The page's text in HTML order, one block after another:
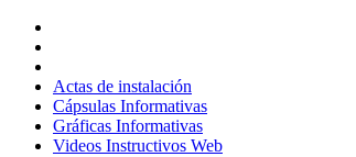
contenido
Actas de instalación
Cápsulas Informativas
Gráficas Informativas
Videos Instructivos Web